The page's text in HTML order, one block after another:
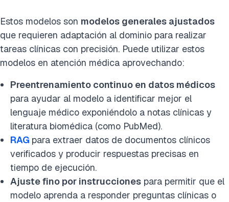
Estos modelos son modelos generales ajustados
que requieren adaptación al dominio para realizar
tareas clínicas con precisión. Puede utilizar estos
modelos en atención médica aprovechando:
Preentrenamiento continuo en datos médicos
para ayudar al modelo a identificar mejor el
lenguaje médico exponiéndolo a notas clínicas y
literatura biomédica (como PubMed).
RAG para extraer datos de documentos clínicos
verificados y producir respuestas precisas en
tiempo de ejecución.
Ajuste fino por instrucciones para permitir que el
modelo aprenda a responder preguntas clínicas o